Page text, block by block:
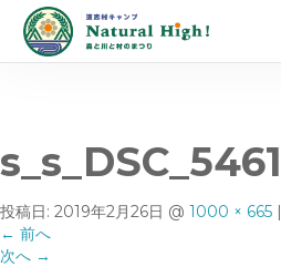
s_s_DSC_5461
投稿日: 2019年2月26日 @ 1000 × 665 |
← 前へ
次へ →